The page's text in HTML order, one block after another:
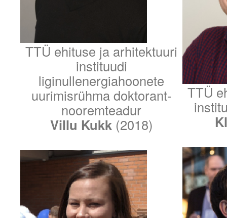
TTÜ ehituse ja arhitektuuri
instituudi
liginullenergiahoonete
uurimisrühma doktorant-
nooremteadur
Villu Kukk(2018)
TTÜ